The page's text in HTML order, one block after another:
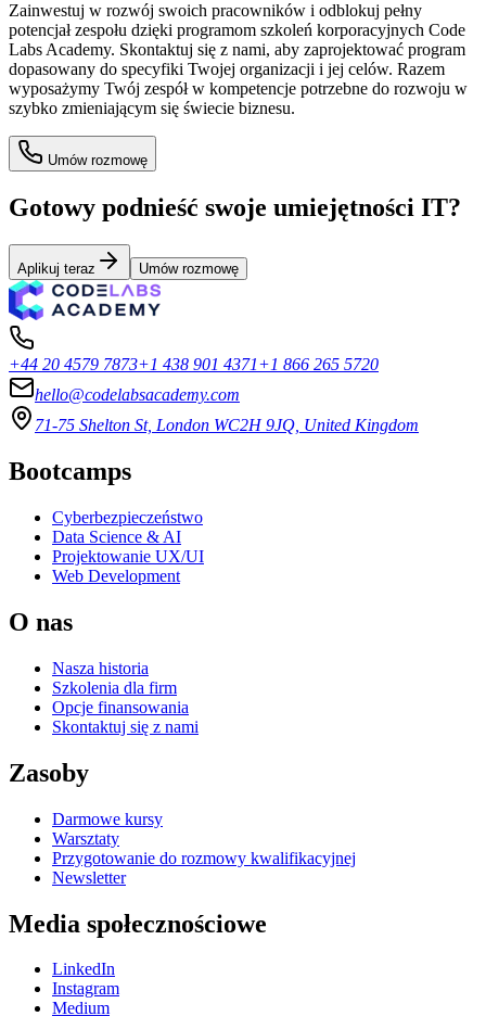
Zainwestuj w rozwój swoich pracowników i odblokuj pełny
potencjał zespołu dzięki programom szkoleń korporacyjnych Code
Labs Academy. Skontaktuj się z nami, aby zaprojektować program
dopasowany do specyfiki Twojej organizacji i jej celów. Razem
wyposażymy Twój zespół w kompetencje potrzebne do rozwoju w
szybko zmieniającym się świecie biznesu.
Umów rozmowę
Gotowy podnieść swoje umiejętności IT?
Aplikuj teraz Umów rozmowę
+44 20 4579 7873+1 438 901 4371+1 866 265 5720
hello@codelabsacademy.com
71-75 Shelton St, London WC2H 9JQ, United Kingdom
Bootcamps
Cyberbezpieczeństwo
Data Science & AI
Projektowanie UX/UI
Web Development
O nas
Nasza historia
Szkolenia dla firm
Opcje finansowania
Skontaktuj się z nami
Zasoby
Darmowe kursy
Warsztaty
Przygotowanie do rozmowy kwalifikacyjnej
Newsletter
Media społecznościowe
LinkedIn
Instagram
Medium